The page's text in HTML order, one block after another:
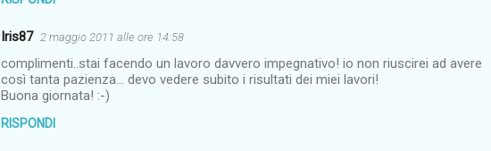
Iris87 2 maggio 2011 alle ore 14:58
complimenti..stai facendo un lavoro davvero impegnativo! io non riuscirei ad avere
così tanta pazienza... devo vedere subito i risultati dei miei lavori!
Buona giornata! :-)
RISPONDI